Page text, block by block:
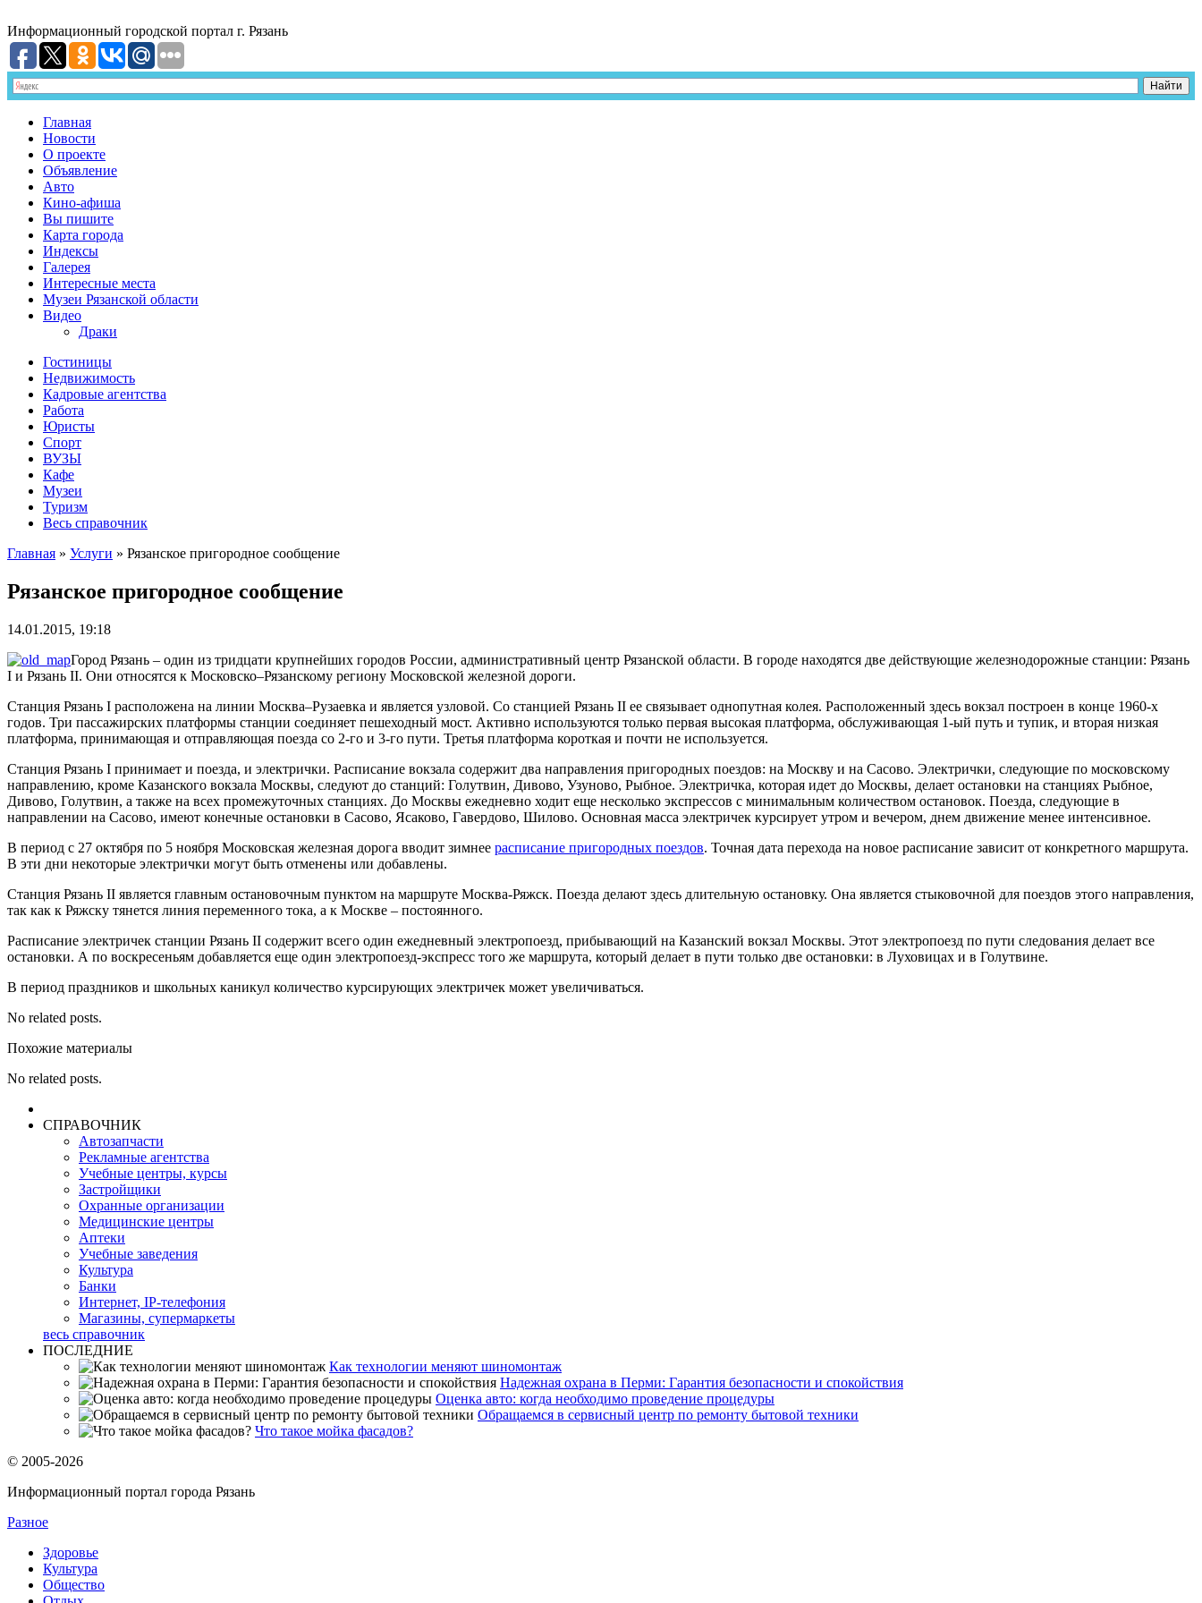
Информационный городской портал г. Рязань
Главная
Новости
О проекте
Объявление
Авто
Кино-афиша
Вы пишите
Карта города
Индексы
Галерея
Интересные места
Музеи Рязанской области
Видео
Драки
Гостиницы
Недвижимость
Кадровые агентства
Работа
Юристы
Спорт
ВУЗЫ
Кафе
Музеи
Туризм
Весь справочник
Главная » Услуги » Рязанское пригородное сообщение
Рязанское пригородное сообщение
14.01.2015, 19:18
Город Рязань – один из тридцати крупнейших городов России, административный центр Рязанской области. В городе находятся две действующие железнодорожные станции: Рязань
I и Рязань II. Они относятся к Московско–Рязанскому региону Московской железной дороги.
Станция Рязань I расположена на линии Москва–Рузаевка и является узловой. Со станцией Рязань II ее связывает однопутная колея. Расположенный здесь вокзал построен в конце 1960-х
годов. Три пассажирских платформы станции соединяет пешеходный мост. Активно используются только первая высокая платформа, обслуживающая 1-ый путь и тупик, и вторая низкая
платформа, принимающая и отправляющая поезда со 2-го и 3-го пути. Третья платформа короткая и почти не используется.
Станция Рязань I принимает и поезда, и электрички. Расписание вокзала содержит два направления пригородных поездов: на Москву и на Сасово. Электрички, следующие по московскому
направлению, кроме Казанского вокзала Москвы, следуют до станций: Голутвин, Дивово, Узуново, Рыбное. Электричка, которая идет до Москвы, делает остановки на станциях Рыбное,
Дивово, Голутвин, а также на всех промежуточных станциях. До Москвы ежедневно ходит еще несколько экспрессов с минимальным количеством остановок. Поезда, следующие в
направлении на Сасово, имеют конечные остановки в Сасово, Ясаково, Гавердово, Шилово. Основная масса электричек курсирует утром и вечером, днем движение менее интенсивное.
В период с 27 октября по 5 ноября Московская железная дорога вводит зимнее расписание пригородных поездов. Точная дата перехода на новое расписание зависит от конкретного маршрута.
В эти дни некоторые электрички могут быть отменены или добавлены.
Станция Рязань II является главным остановочным пунктом на маршруте Москва-Ряжск. Поезда делают здесь длительную остановку. Она является стыковочной для поездов этого направления,
так как к Ряжску тянется линия переменного тока, а к Москве – постоянного.
Расписание электричек станции Рязань II содержит всего один ежедневный электропоезд, прибывающий на Казанский вокзал Москвы. Этот электропоезд по пути следования делает все
остановки. А по воскресеньям добавляется еще один электропоезд-экспресс того же маршрута, который делает в пути только две остановки: в Луховицах и в Голутвине.
В период праздников и школьных каникул количество курсирующих электричек может увеличиваться.
No related posts.
Похожие материалы
No related posts.
СПРАВОЧНИК
Автозапчасти
Рекламные агентства
Учебные центры, курсы
Застройщики
Охранные организации
Медицинские центры
Аптеки
Учебные заведения
Культура
Банки
Интернет, IP-телефония
Магазины, супермаркеты
весь справочник
ПОСЛЕДНИЕ
Как технологии меняют шиномонтаж
Надежная охрана в Перми: Гарантия безопасности и спокойствия
Оценка авто: когда необходимо проведение процедуры
Обращаемся в сервисный центр по ремонту бытовой техники
Что такое мойка фасадов?
© 2005-2026
Информационный портал города Рязань
Разное
Здоровье
Культура
Общество